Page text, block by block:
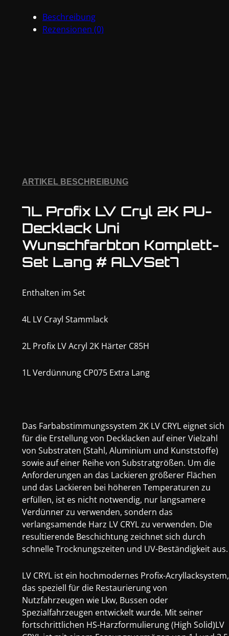
Uni
Wunschfarbton
Beschreibung
Rezensionen (0)
ARTIKEL BESCHREIBUNG
7L Profix LV Cryl 2K PU-
Decklack Uni
Wunschfarbton Komplett-
Set Lang # ALVSet7
Enthalten im Set
4L LV Crayl Stammlack
2L Profix LV Acryl 2K Härter C85H
1L Verdünnung CP075 Extra Lang
Das Farbabstimmungssystem 2K LV CRYL eignet sich
für die Erstellung von Decklacken auf einer Vielzahl
von Substraten (Stahl, Aluminium und Kunststoffe)
sowie auf einer Reihe von Substratgrößen. Um die
Anforderungen an das Lackieren größerer Flächen
und das Lackieren bei höheren Temperaturen zu
erfüllen, ist es nicht notwendig, nur langsamere
Verdünner zu verwenden, sondern das
verlangsamende Harz LV CRYL zu verwenden. Die
resultierende Beschichtung zeichnet sich durch
schnelle Trocknungszeiten und UV-Beständigkeit aus.
LV CRYL ist ein hochmodernes Profix-Acryllacksystem,
das speziell für die Restaurierung von
Nutzfahrzeugen wie Lkw, Bussen oder
Spezialfahrzeugen entwickelt wurde. Mit seiner
fortschrittlichen HS-Harzformulierung (High Solid)LV